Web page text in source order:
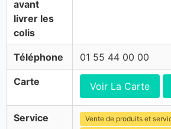
avant
livrer les
colis
Téléphone 01 55 44 00 00
Carte Voir La Carte
Service
Vente de produits et